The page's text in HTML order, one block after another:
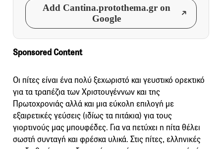
Add Cantina.protothema.gr on
Google
Sponsored Content
Οι πίτες είναι ένα πολύ ξεχωριστό και γευστικό ορεκτικό
για τα τραπέζια των Χριστουγέννων και της
Πρωτοχρονιάς αλλά και μια εύκολη επιλογή με
εξαιρετικές γεύσεις (ιδίως τα πιτάκια) για τους
γιορτινούς μας μπουφέδες. Για να πετύχει η πίτα θέλει
σωστή συνταγή και φρέσκα υλικά. Στις πίτες, ελληνικές